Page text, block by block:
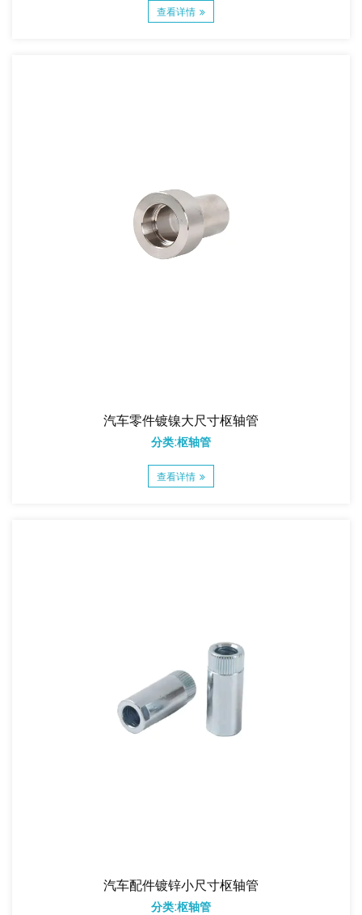
查看详情
汽车零件镀镍大尺寸枢轴管
分类:枢轴管
查看详情
汽车配件镀锌小尺寸枢轴管
分类:枢轴管